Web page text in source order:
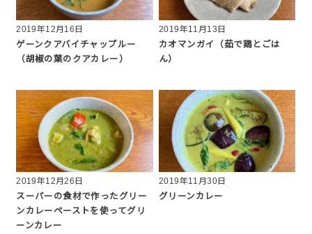
2019年12月16日
ゲーンクアバイチャップルー
（胡椒の葉のクアカレー）
2019年11月13日
カオマンガイ（茹で鶏とごは
ん）
2019年12月26日
スーパーの食材で作ったグリー
ンカレーペーストを使ってグリ
ーンカレー
2019年11月30日
グリーンカレー